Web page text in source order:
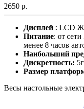
2650 р.
Дисплей : LCD
Питание: от
менее 8 часов
Наибольший
Дискретность:
Размер
Весы настольные